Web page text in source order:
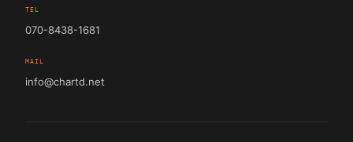
TEL
070-8438-1681
MAIL
info@chartd.net